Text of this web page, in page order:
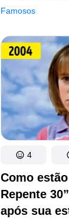
Famosos
sobe à cabeça
pessoas
também há
vida menos
este post.
Como
Repente
após sua
4